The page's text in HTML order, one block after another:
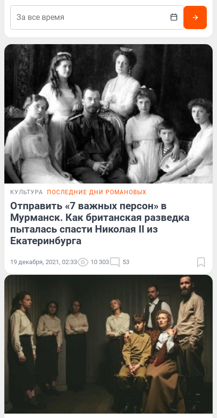
КУЛЬТУРА ПОСЛЕДНИЕ ДНИ РОМАНОВЫХ
Отправить «7 важных персон» в
Мурманск. Как британская разведка
пыталась спасти Николая II из
Екатеринбурга
19 декабря, 2021, 02:33 10 303 53